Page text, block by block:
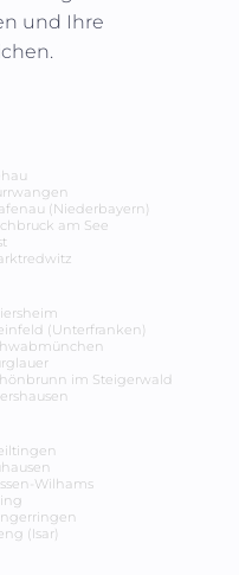
und Ihre
(Niederbayern)
am See
(Unterfranken)
im Steigerwald
Wilhams
(Isar)